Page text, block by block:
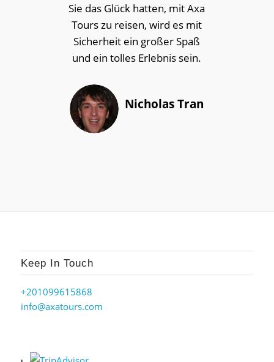
Sie das Glück hatten, mit Axa
Tours zu reisen, wird es mit
Sicherheit ein großer Spaß
und ein tolles Erlebnis sein.
Nicholas Tran
Keep In Touch
+201099615868
info@axatours.com